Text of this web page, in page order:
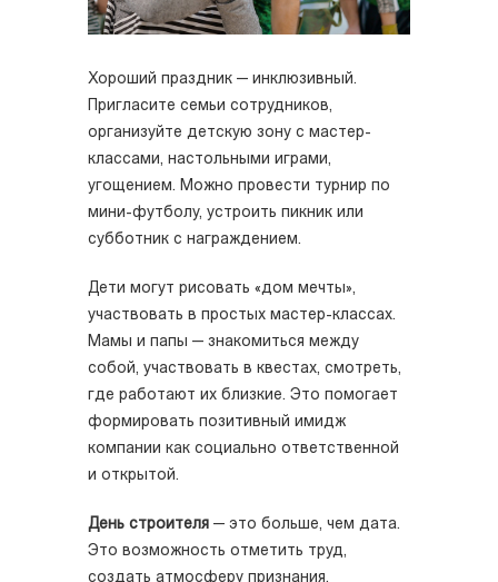
Хороший праздник — инклюзивный.
Пригласите семьи сотрудников,
организуйте детскую зону с мастер-
классами, настольными играми,
угощением. Можно провести турнир по
мини-футболу, устроить пикник или
субботник с награждением.
Дети могут рисовать «дом мечты»,
участвовать в простых мастер-классах.
Мамы и папы — знакомиться между
собой, участвовать в квестах, смотреть,
где работают их близкие. Это помогает
формировать позитивный имидж
компании как социально ответственной
и открытой.
День строителя — это больше, чем дата.
Это возможность отметить труд,
создать атмосферу признания,